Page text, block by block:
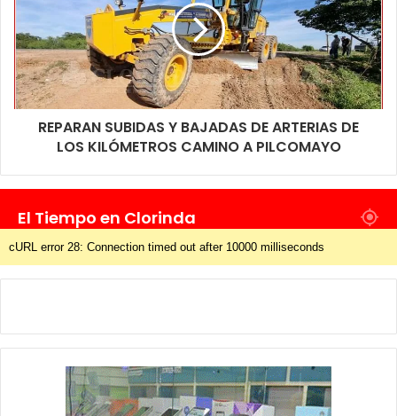
REPARAN SUBIDAS Y BAJADAS DE ARTERIAS DE
LOS KILÓMETROS CAMINO A PILCOMAYO
El Tiempo en Clorinda
cURL error 28: Connection timed out after 10000 milliseconds